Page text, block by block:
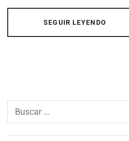
SEGUIR LEYENDO
Buscar: